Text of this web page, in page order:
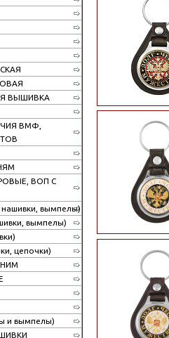
ВЫШИВКА
ВМФ,
ВОП С
вымпелы)
вымпелы)
цепочки)
и вымпелы)